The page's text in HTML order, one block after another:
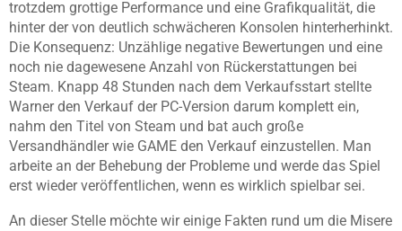
trotzdem grottige Performance und eine Grafikqualität, die
hinter der von deutlich schwächeren Konsolen hinterherhinkt.
Die Konsequenz: Unzählige negative Bewertungen und eine
noch nie dagewesene Anzahl von Rückerstattungen bei
Steam. Knapp 48 Stunden nach dem Verkaufsstart stellte
Warner den Verkauf der PC-Version darum komplett ein,
nahm den Titel von Steam und bat auch große
Versandhändler wie GAME den Verkauf einzustellen. Man
arbeite an der Behebung der Probleme und werde das Spiel
erst wieder veröffentlichen, wenn es wirklich spielbar sei.
An dieser Stelle möchte wir einige Fakten rund um die Misere